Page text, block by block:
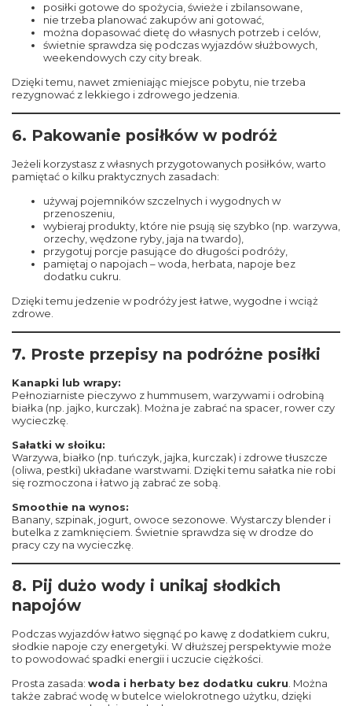
posiłki gotowe do spożycia, świeże i zbilansowane,
nie trzeba planować zakupów ani gotować,
można dopasować dietę do własnych potrzeb i celów,
świetnie sprawdza się podczas wyjazdów służbowych,
weekendowych czy city break.
Dzięki temu, nawet zmieniając miejsce pobytu, nie trzeba
rezygnować z lekkiego i zdrowego jedzenia.
6. Pakowanie posiłków w podróż
Jeżeli korzystasz z własnych przygotowanych posiłków, warto
pamiętać o kilku praktycznych zasadach:
używaj pojemników szczelnych i wygodnych w
przenoszeniu,
wybieraj produkty, które nie psują się szybko (np. warzywa,
orzechy, wędzone ryby, jaja na twardo),
przygotuj porcje pasujące do długości podróży,
pamiętaj o napojach – woda, herbata, napoje bez
dodatku cukru.
Dzięki temu jedzenie w podróży jest łatwe, wygodne i wciąż
zdrowe.
7. Proste przepisy na podróżne posiłki
Kanapki lub wrapy:
Pełnoziarniste pieczywo z hummusem, warzywami i odrobiną
białka (np. jajko, kurczak). Można je zabrać na spacer, rower czy
wycieczkę.
Sałatki w słoiku:
Warzywa, białko (np. tuńczyk, jajka, kurczak) i zdrowe tłuszcze
(oliwa, pestki) układane warstwami. Dzięki temu sałatka nie robi
się rozmoczona i łatwo ją zabrać ze sobą.
Smoothie na wynos:
Banany, szpinak, jogurt, owoce sezonowe. Wystarczy blender i
butelka z zamknięciem. Świetnie sprawdza się w drodze do
pracy czy na wycieczkę.
8. Pij dużo wody i unikaj słodkich
napojów
Podczas wyjazdów łatwo sięgnąć po kawę z dodatkiem cukru,
słodkie napoje czy energetyki. W dłuższej perspektywie może
to powodować spadki energii i uczucie ciężkości.
Prosta zasada: woda i herbaty bez dodatku cukru . Można
także zabrać wodę w butelce wielokrotnego użytku, dzięki